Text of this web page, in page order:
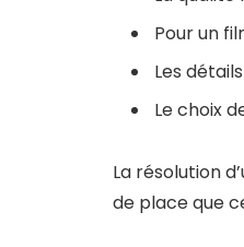
Pour un
Les
Le choix
La résolution
de place que